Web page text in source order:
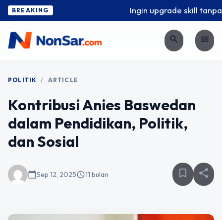
BREAKING Ingin upgrade skill tanpa
search menu
POLITIK / ARTICLE
Kontribusi Anies Baswedan
dalam Pendidikan, Politik,
dan Sosial
calendar_todaySep 12, 2025schedule11 bulan bookmark_border share